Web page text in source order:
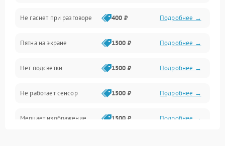
Зарядка
Проблемы с питанием, зарядкой и аккумулятором
Проблемы с работой системы, корпусом и другие
Не гаснет при разговоре 400 ₽ Подробнее →
Пятна на экране 1500 ₽ Подробнее →
Нет подсветки 1500 ₽ Подробнее →
Не работает сенсор 1500 ₽ Подробнее →
Мерцает изображение 1500 ₽ Подробнее →